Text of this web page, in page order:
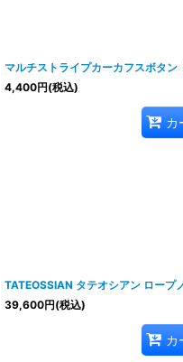
マルチストライプカーカフスボタン
4,400円(税込)
カ
TATEOSSIAN タテオシアン ロープ
39,600円(税込)
カ